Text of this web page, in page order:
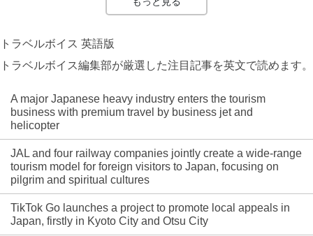
トラベルボイス 英語版
トラベルボイス編集部が厳選した注目記事を英文で読めます。
A major Japanese heavy industry enters the tourism
business with premium travel by business jet and
helicopter
JAL and four railway companies jointly create a wide-range
tourism model for foreign visitors to Japan, focusing on
pilgrim and spiritual cultures
TikTok Go launches a project to promote local appeals in
Japan, firstly in Kyoto City and Otsu City